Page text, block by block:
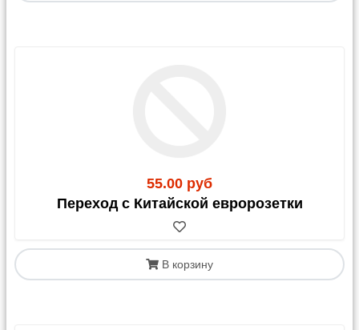
55.00 руб
Переход с Китайской евророзетки
В корзину